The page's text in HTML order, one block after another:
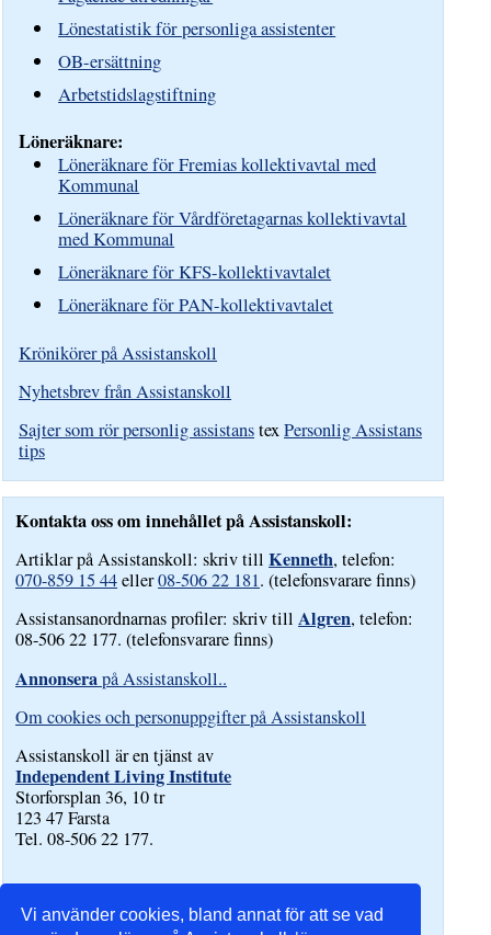
Vi använder cookies, bland annat för att se vad
Lönestatistik för personliga assistenter
OB-ersättning
Arbetstidslagstiftning
Löneräknare:
Löneräknare för Fremias kollektivavtal med
Kommunal
Löneräknare för Vårdföretagarnas kollektivavtal
med Kommunal
Löneräknare för KFS-kollektivavtalet
Löneräknare för PAN-kollektivavtalet
Krönikörer på Assistanskoll
Nyhetsbrev från Assistanskoll
Sajter som rör personlig assistanstexPersonlig Assistans
tips
Kontakta oss om innehållet på Assistanskoll:
Artiklar på Assistanskoll: skriv tillKenneth, telefon:
070-859 15 44eller08-506 22 181. (telefonsvarare finns)
Assistansanordnarnas profiler: skriv tillAlgren, telefon:
08-506 22 177. (telefonsvarare finns)
Annonserapå Assistanskoll..
Om cookies och personuppgifter på Assistanskoll
Assistanskoll är en tjänst av
Independent Living Institute
Storforsplan 36, 10 tr
123 47 Farsta
Tel. 08-506 22 177.